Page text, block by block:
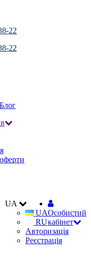
22
22
Блог
UA
UA
RU
Особистий
кабінет
Авторизація
Реєстрація